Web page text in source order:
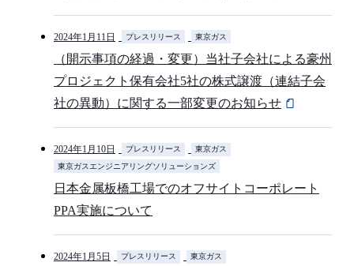
2024年1月11日 プレスリリース 東京ガス
（開示事項の経過・変更）当社子会社による豪州
プロジェクト保有会社5社の株式譲渡（連結子会
社の異動）に関する一部変更のお知らせ
2024年1月10日 プレスリリース
東京ガス
東京ガスエンジニアリングソリューションズ
日本金属板橋工場でのオフサイトコーポレート
PPA実施について
2024年1月5日 プレスリリース 東京ガス